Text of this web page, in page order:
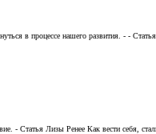
в процессе нашего развития. - -
- Статья Лизы Ренее Как вести себя,